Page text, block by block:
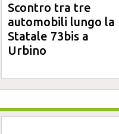
Scontro tra tre
automobili lungo la
Statale 73bis a
Urbino